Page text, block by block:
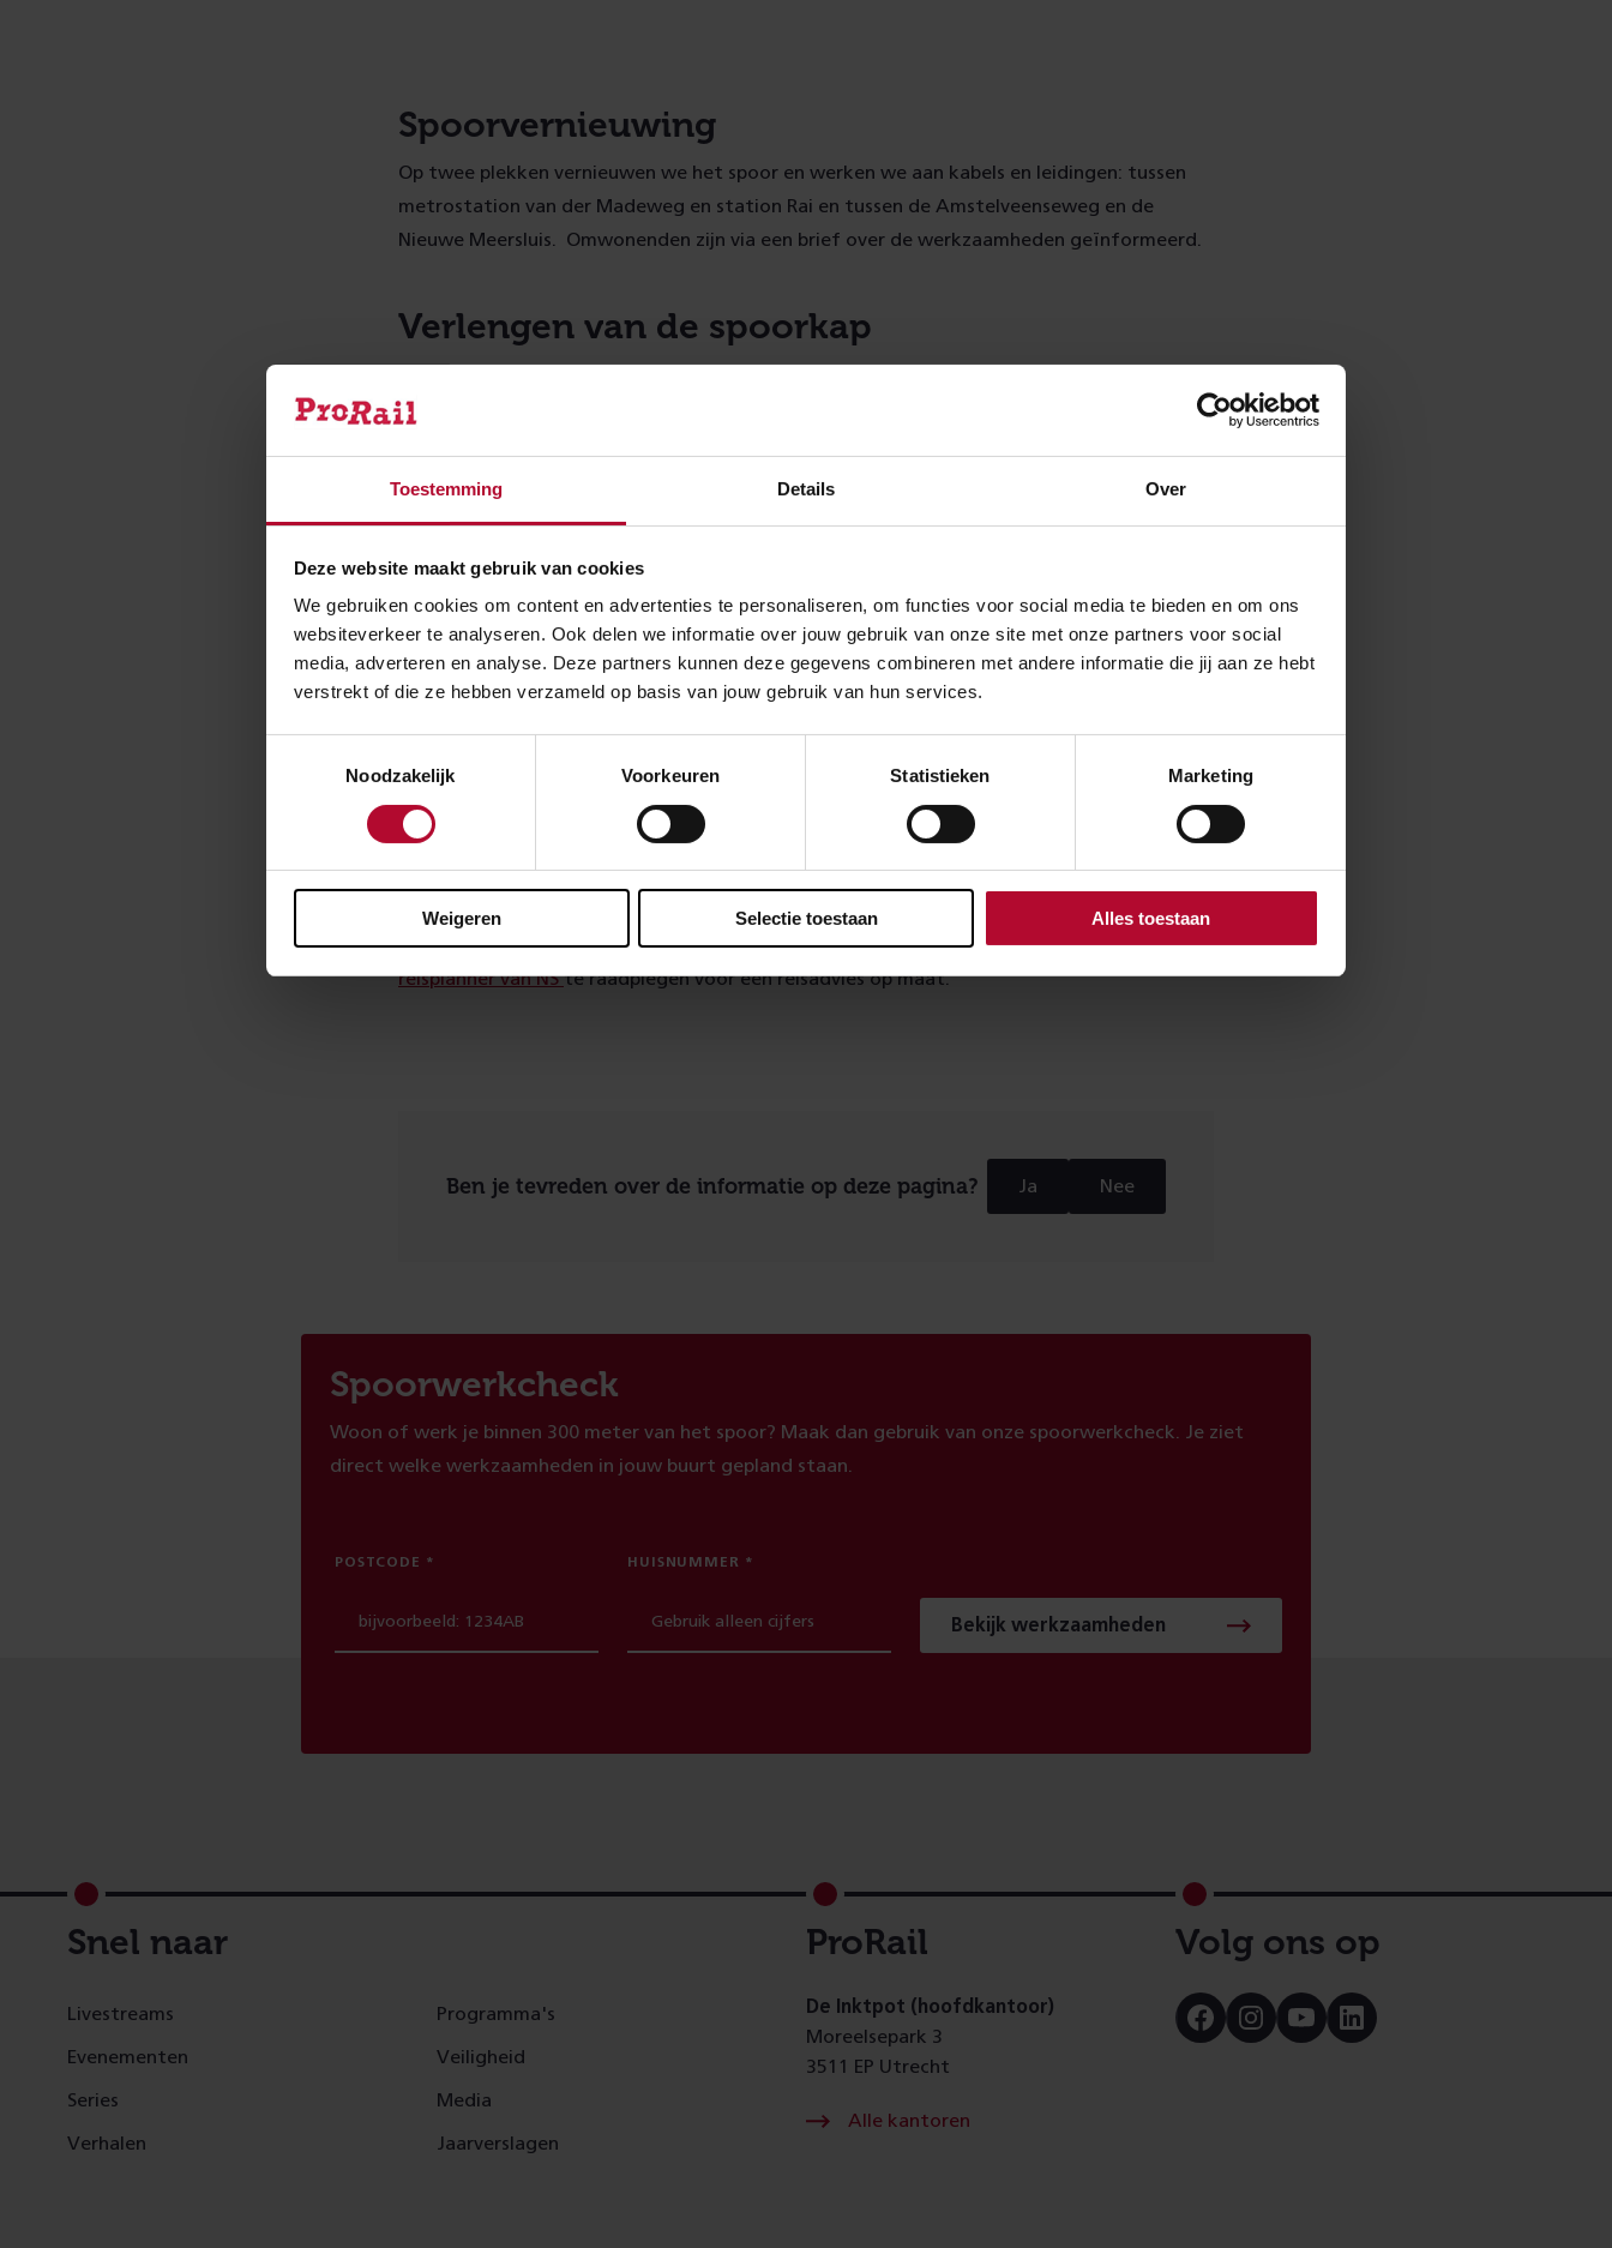
Toestemming Details Over
Deze website maakt gebruik van cookies
We gebruiken cookies om content en advertenties te personaliseren, om functies voor social media te bieden en om ons
websiteverkeer te analyseren. Ook delen we informatie over jouw gebruik van onze site met onze partners voor social
media, adverteren en analyse. Deze partners kunnen deze gegevens combineren met andere informatie die jij aan ze hebt
verstrekt of die ze hebben verzameld op basis van jouw gebruik van hun services.
Noodzakelijk
Voorkeuren Statistieken Marketing
Weigeren Selectie toestaan Alles toestaan
Spoorvernieuwing
Op twee plekken vernieuwen we het spoor en werken we aan kabels en leidingen: tussen
metrostation van der Madeweg en station Rai en tussen de Amstelveenseweg en de
Nieuwe Meersluis. Omwonenden zijn via een brief over de werkzaamheden geïnformeerd.
Verlengen van de spoorkap
en vooruitlopend op de vernieuwing van station Amsterdam Zuid in het kader van project
Nachtwerkzaamheden
In de nachten van zondag 21 op maandag 22 mei en van woensdag 24 op donderdag 25
verwachting is dat dit geen tot minimale hinder zal opleveren voor de omgeving en de
reizigers.
Reizen met de trein?
Wie dit weekend via station Amsterdam Zuid wil reizen wordt geadviseerd eerst de
reisplanner van NSte raadplegen voor een reisadvies op maat.
Ben je tevreden over de informatie op deze pagina? Ja Nee
Spoorwerkcheck
Woon of werk je binnen 300 meter van het spoor? Maak dan gebruik van onze spoorwerkcheck. Je ziet
direct welke werkzaamheden in jouw buurt gepland staan.
POSTCODE HUISNUMMER
Bekijk werkzaamheden
Footer
Snel naar
Livestreams
Evenementen
Series
Verhalen
Programma's
Veiligheid
Media
Jaarverslagen
ProRail
De Inktpot (hoofdkantoor)
Moreelsepark 3
3511 EP Utrecht
Alle kantoren
Volg ons op
Bezoek
onze
Bezoek
onze
Bezoek
onze
Bezoek
onze